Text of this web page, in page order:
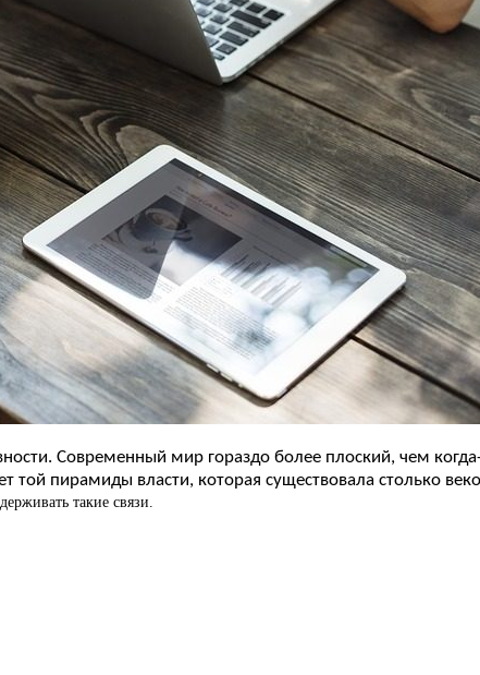
Современный мир гораздо более плоский, чем
пирамиды власти, которая существовала столько
такие связи.